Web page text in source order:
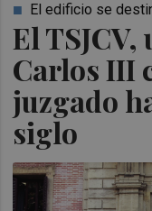
El
Carlos III
juzgado
siglo
El edificio se